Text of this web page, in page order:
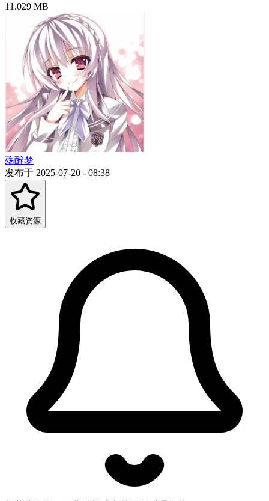
11.029 MB
殇醉梦
发布于 2025-07-20 - 08:38
收藏资源